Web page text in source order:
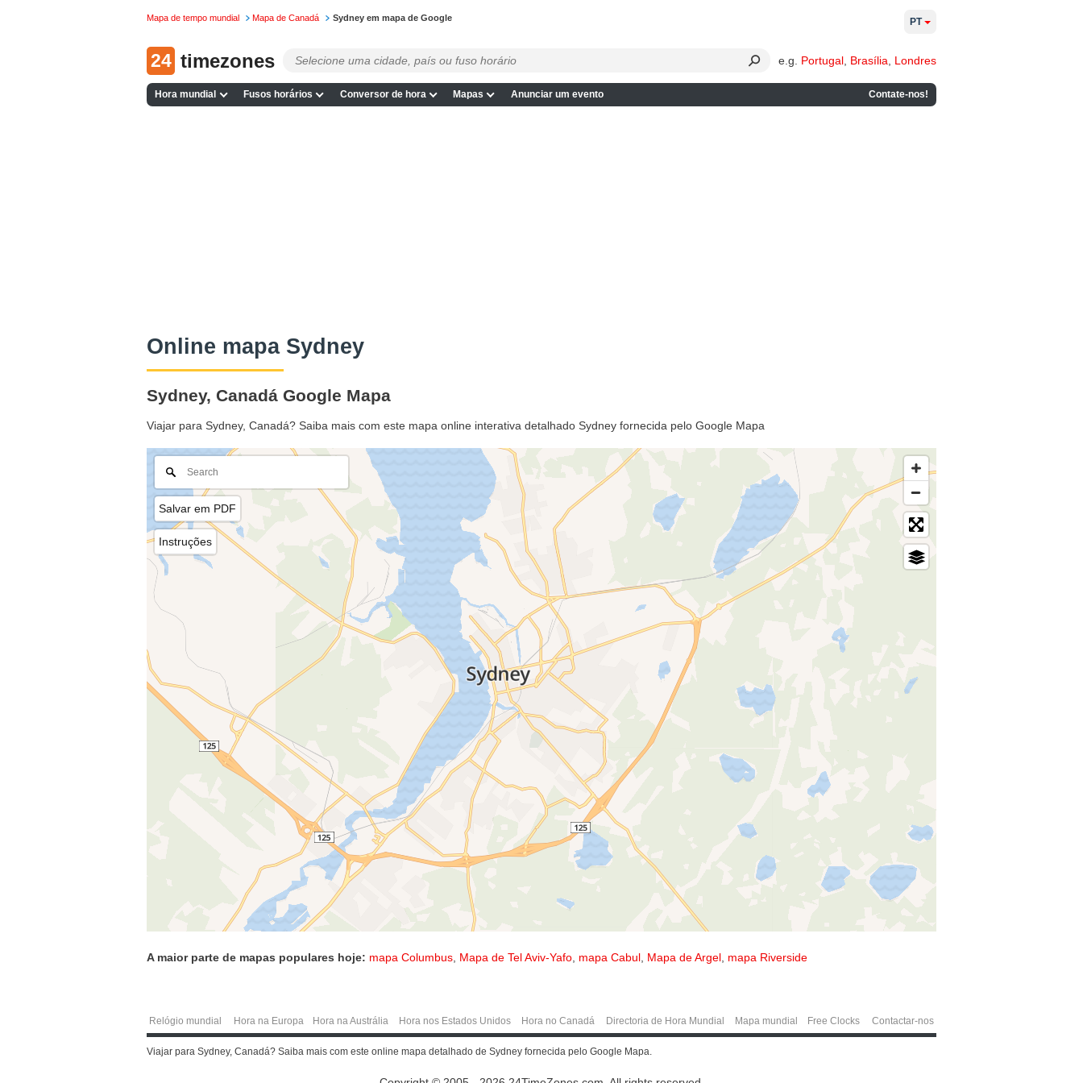
Mapa de tempo mundial Mapa de Canadá Sydney em mapa de Google
24 timezones e.g. Portugal Brasília Londres
Hora mundial Fusos horários Conversor de hora Mapas Anunciar um evento Contate-nos!
PT
Online mapa Sydney
Sydney, Canadá Google Mapa
Viajar para Sydney, Canadá? Saiba mais com este mapa online interativa detalhado Sydney fornecida pelo Google Mapa
Salvar em PDF
Instruções
A maior parte de mapas populares hoje: mapa Columbus Mapa de Tel Aviv-Yafo mapa Cabul Mapa de Argel mapa Riverside
Relógio mundial Hora na Europa Hora na Austrália Hora nos Estados Unidos Hora no Canadá Directoria de Hora Mundial Mapa mundial Free Clocks Contactar-nos
Viajar para Sydney, Canadá? Saiba mais com este online mapa detalhado de Sydney fornecida pelo Google Mapa.